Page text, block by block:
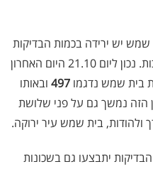
יש ירידה בכמות הבדיקות
ולכן רק סביר לקבל גם תוצאות נמוכות. נכון ליום 21.10 היום האחרון
בית שמש נדגמו 497 ובאותו
הזה נמשך גם על פני שלושת
ולהודות, בית שמש עיר ירוקה.
יתבצעו גם בשכונות